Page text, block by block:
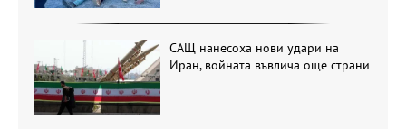
САЩ нанесоха нови удари на
Иран, войната въвлича още страни